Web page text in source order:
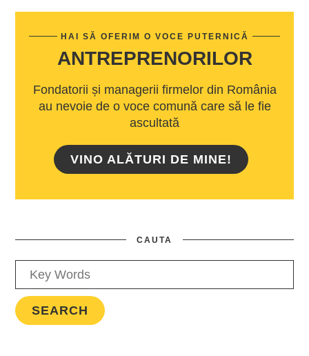
HAI SĂ OFERIM O VOCE PUTERNICĂ
ANTREPRENORILOR
Fondatorii și managerii firmelor din România
au nevoie de o voce comună care să le fie
ascultată
VINO ALĂTURI DE MINE!
CAUTA